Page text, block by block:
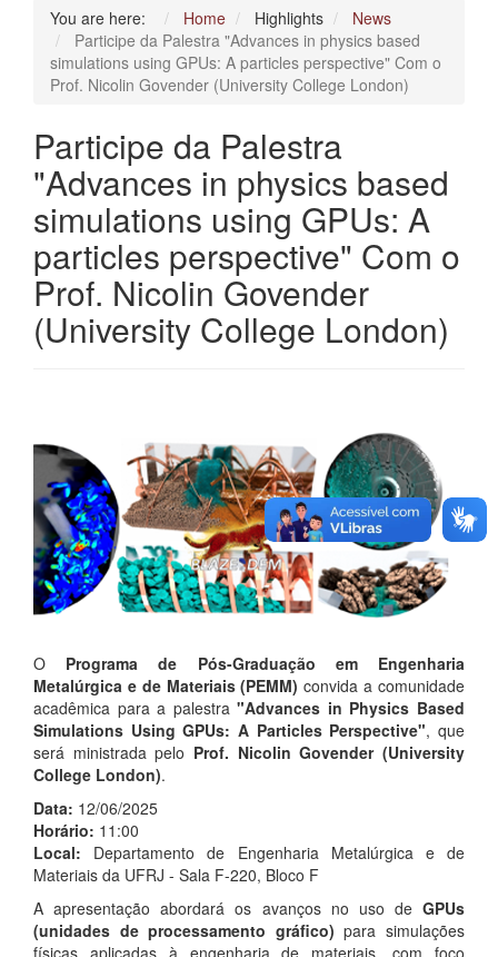
You are here: Home Highlights
News
Participe da Palestra "Advances in physics based
simulations using GPUs: A particles perspective" Com o
Prof. Nicolin Govender (University College London)
Participe da Palestra
"Advances in physics based
simulations using GPUs: A
particles perspective" Com o
Prof. Nicolin Govender
(University College London)
O Programa de Pós-Graduação em Engenharia
Metalúrgica e de Materiais (PEMM) convida a comunidade
acadêmica para a palestra"Advances in Physics Based
Simulations Using GPUs: A Particles Perspective", que
será ministrada pelo Prof. Nicolin Govender (University
College London).
Data: 12/06/2025
Horário: 11:00
Local: Departamento de Engenharia Metalúrgica e de
Materiais da UFRJ - Sala F-220, Bloco F
A apresentação abordará os avanços no uso de GPUs
(unidades de processamento gráfico) para simulações
físicas aplicadas à engenharia de materiais, com foco